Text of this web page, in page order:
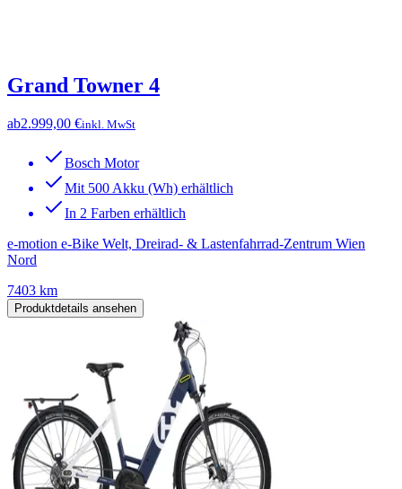
Grand Towner 4
ab2.999,00 €inkl. MwSt
Bosch Motor
Mit 500 Akku (Wh) erhältlich
In 2 Farben erhältlich
e-motion e-Bike Welt, Dreirad- & Lastenfahrrad-Zentrum Wien
Nord
7403 km
Produktdetails ansehen